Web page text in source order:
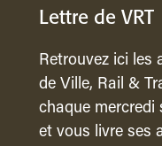
Lettre de VRT
Retrouvez ici les
de Ville, Rail &
chaque mercredi
et vous livre ses